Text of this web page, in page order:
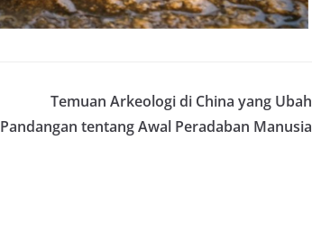
Temuan Arkeologi di China yang Ubah
Pandangan tentang Awal Peradaban Manusia